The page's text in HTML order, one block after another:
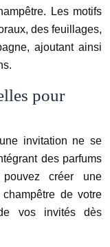
Les motifs
des feuillages,
ajoutant ainsi
pour
invitation ne se
des parfums
créer une
champêtre de votre
vos invités dès